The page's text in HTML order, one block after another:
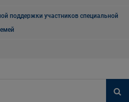
поддержки участников специальной